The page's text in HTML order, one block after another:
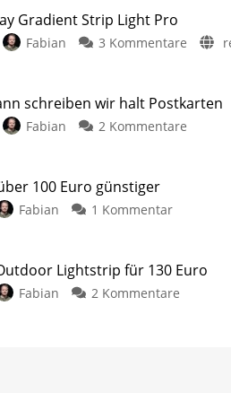
Gradient Strip Light Pro
Fabian 3 Kommentare
schreiben wir halt Postkarten
Fabian 2 Kommentare
100 Euro günstiger
Fabian 1 Kommentar
Lightstrip für 130 Euro
Fabian 2 Kommentare